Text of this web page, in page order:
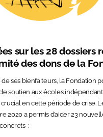
sur les 28 dossiers
des dons de la
ses bienfaiteurs, la Fondation
soutien aux écoles
en cette période de crise.
2020 a permis d’aider 23
: